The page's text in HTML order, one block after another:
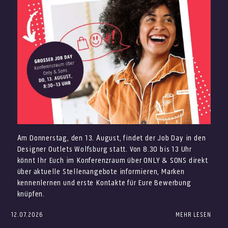
Sommerroutine passen. Gleichzeitig shoppt Ihr in
klimatisierten Stores und könnt Euren Besuch auch bei
höheren Temperaturen angenehm genießen.
Kommt vorbei und sichert Euch Eure Sommer-Favoriten
zum Outletpreis – mit dauerhaft bis zu 70% auf die UVP.
Sommerliche Angebote
Italienisches Eis von Giovanni L.
Sonntag, 2. August
Vespa Club mit zahlreichen Vespas rund um die
Eventfläche ab 13 Uhr
DJ Alessandro
Vorband Dani_S
Christian Meringolo live ab 14 Uhr
Aperol Truck
Italienisches Eis von Giovanni L.
Final Sale: Ausgewählte Highlights
entdecken
12.07.2026
Am Donnerstag, den 13. August, findet der Job Day in den
Designer Outlets Wolfsburg statt. Von 8.30 bis 13 Uhr
könnt Ihr Euch im Konferenzraum über ONLY & SONS direkt
über aktuelle Stellenangebote informieren, Marken
kennenlernen und erste Kontakte für Eure Bewerbung
knüpfen.
Du suchst einen neuen Job im Verkauf, im Store
MEHR LESEN